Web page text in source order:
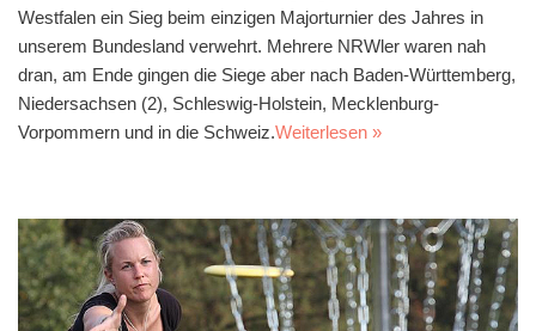
Westfalen ein Sieg beim einzigen Majorturnier des Jahres in
unserem Bundesland verwehrt. Mehrere NRWler waren nah
dran, am Ende gingen die Siege aber nach Baden-Württemberg,
Niedersachsen (2), Schleswig-Holstein, Mecklenburg-
Vorpommern und in die Schweiz.Weiterlesen »